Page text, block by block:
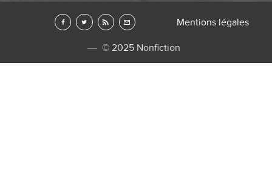
© 2025 Nonfiction
Mentions légales